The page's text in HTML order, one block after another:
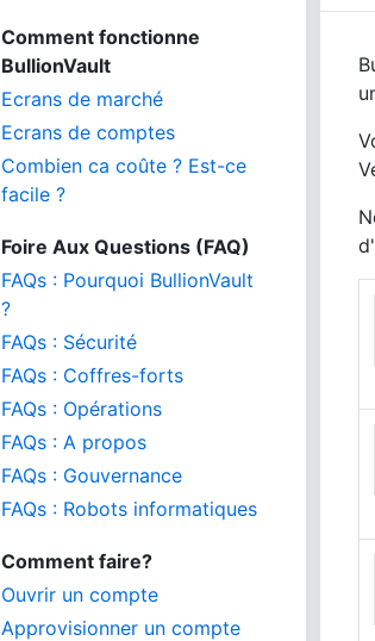
Comment fonctionne
BullionVault
Ecrans de marché
Ecrans de comptes
Combien ca coûte ? Est-ce
facile ?
Foire Aux Questions (FAQ)
FAQs : Pourquoi BullionVault
?
FAQs : Sécurité
FAQs : Coffres-forts
FAQs : Opérations
FAQs : A propos
FAQs : Gouvernance
FAQs : Robots informatiques
Comment faire?
Ouvrir un compte
Approvisionner un compte